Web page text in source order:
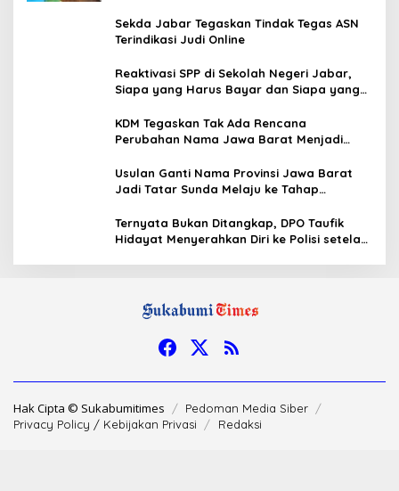
Sekda Jabar Tegaskan Tindak Tegas ASN
Terindikasi Judi Online
Reaktivasi SPP di Sekolah Negeri Jabar,
Siapa yang Harus Bayar dan Siapa yang
KDM Tegaskan Tak Ada Rencana
Perubahan Nama Jawa Barat Menjadi
Kajian Secara Menyeluruh
Usulan Ganti Nama Provinsi Jawa Barat
Jadi Tatar Sunda Melaju ke Tahap
Ternyata Bukan Ditangkap, DPO Taufik
Hidayat Menyerahkan Diri ke Polisi setelah
Hak Cipta © Sukabumitimes
Pedoman Media Siber
Privacy Policy / Kebijakan Privasi
Redaksi